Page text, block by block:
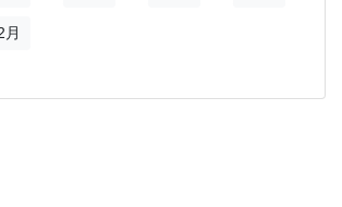
月